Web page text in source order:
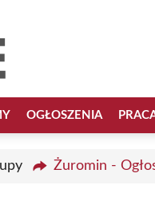
OGŁOSZENIA
Żuromin -